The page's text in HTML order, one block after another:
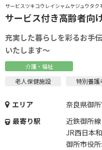
サービスツキコウレイシャムケジュウタク
サービス付き高齢者向
充実した暮らしを彩るお手
いたします～
介護・福祉
老人保健施設 特別養護
エリア
奈良県御
最寄り駅
近鉄御所
JR西日本
御所市役